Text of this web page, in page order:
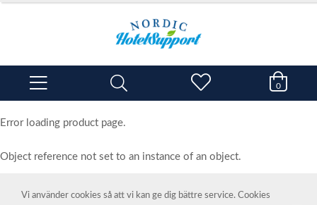
0
Error loading product page.
Object reference not set to an instance of an object.
Vi använder cookies så att vi kan ge dig bättre service. Cookies